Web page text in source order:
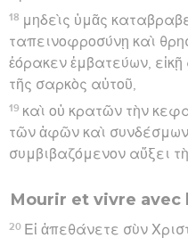
18 μηδεὶς ὑμᾶς
ταπεινοφροσύνῃ καὶ
ἑόρακεν ἐμβατεύων,
τῆς σαρκὸς αὐτοῦ,
19 καὶ οὐ κρατῶν τὴν
τῶν ἁφῶν καὶ συνδέσμων
συμβιβαζόμενον αὔξει
Mourir et vivre avec
20 Εἰ ἀπεθάνετε σὺν